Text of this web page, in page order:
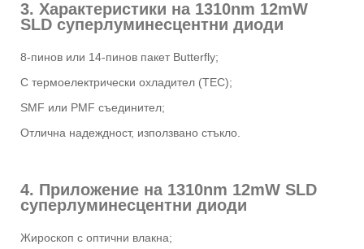
3. Характеристики на 1310nm 12mW
SLD суперлуминесцентни диоди
8-пинов или 14-пинов пакет Butterfly;
С термоелектрически охладител (TEC);
SMF или PMF съединител;
Отлична надеждност, използвано стъкло.
4. Приложение на 1310nm 12mW SLD
суперлуминесцентни диоди
Жироскоп с оптични влакна;